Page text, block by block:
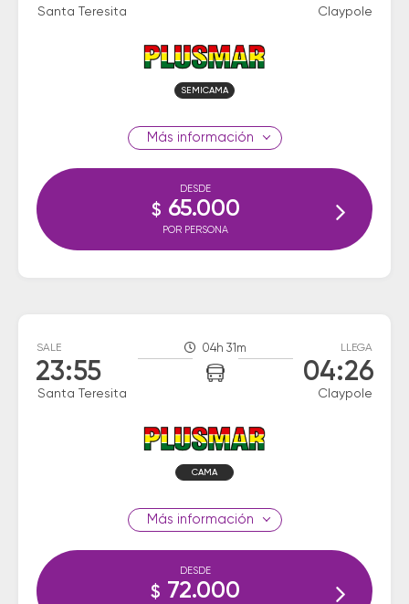
Santa Teresita Claypole
SEMICAMA
información
DESDE
$ 65.000
POR PERSONA
SALE
23:55
Santa Teresita
04h 31m LLEGA
04:26
Claypole
CAMA
información
DESDE
$ 72.000